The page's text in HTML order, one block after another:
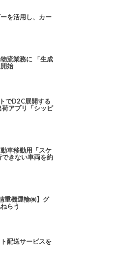
を活用し、カー
流業務に 「生成
始
でD2C展開する
荷アプリ「シッピ
車移動用「スケ
きない車両を約
重機運輸㈱】グ
らう
配送サービスを